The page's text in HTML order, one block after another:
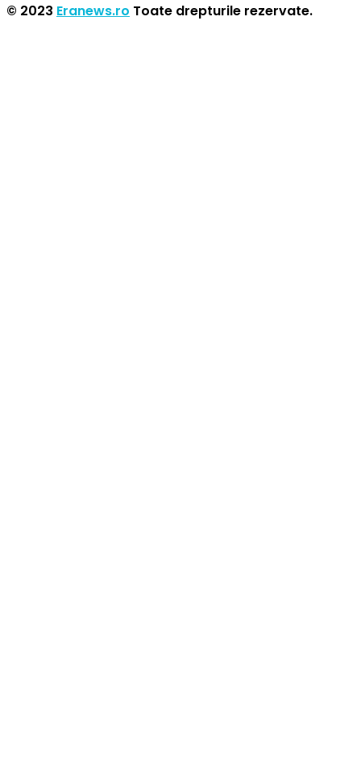
© 2023 Eranews.ro Toate drepturile rezervate.